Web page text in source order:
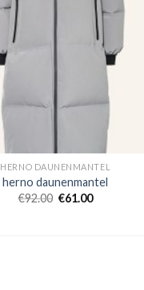
HERNO DAUNENMANTEL
herno daunenmantel
€92.00 €61.00